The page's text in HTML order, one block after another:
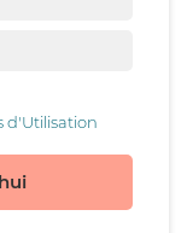
d'Utilisation